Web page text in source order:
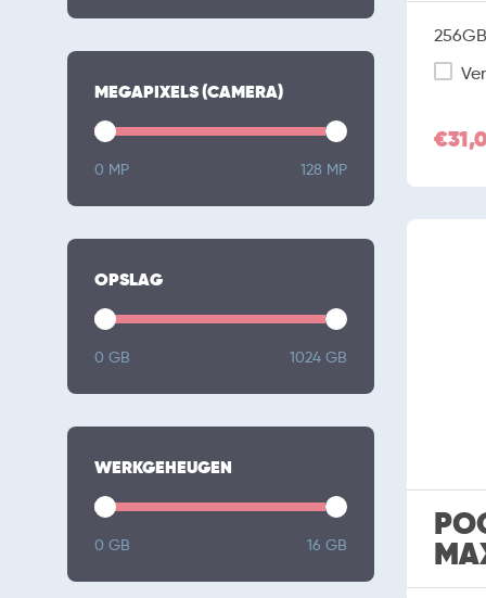
MEGAPIXELS (CAMERA)
0 MP 128 MP
OPSLAG
0 GB 1024 GB
WERKGEHEUGEN
0 GB 16 GB